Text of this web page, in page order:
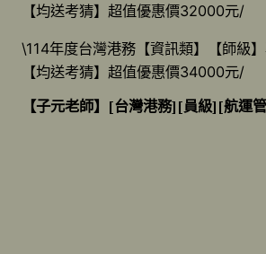
【均送考猜】超值優惠價32000元/
\114年度台灣港務【資訊類】【師級
【均送考猜】超值優惠價34000元/
【子元老師】[台灣港務][員級][航運